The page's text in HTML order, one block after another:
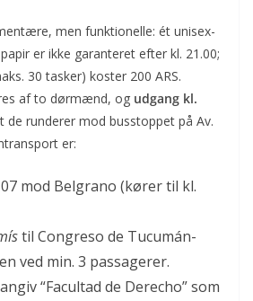
men funktionelle: ét unisex-
er ikke garanteret efter kl. 21.00;
30 tasker) koster 200 ARS.
af to dørmænd, og udgang kl.
de runderer mod busstoppet på Av.
er:
mod Belgrano (kører til kl.
til Congreso de Tucumán-
ved min. 3 passagerer.
“Facultad de Derecho” som